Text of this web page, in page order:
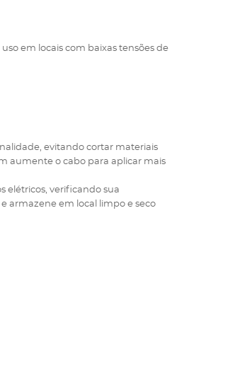
em locais com baixas tensões de
evitando cortar materiais
aumente o cabo para aplicar mais
elétricos, verificando sua
armazene em local limpo e seco